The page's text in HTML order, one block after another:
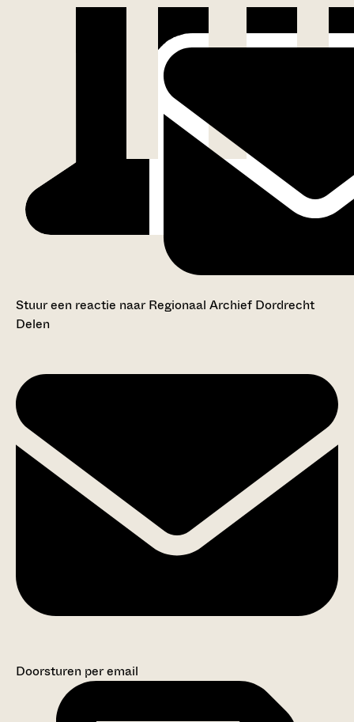
Stuur een reactie naar Regionaal Archief Dordrecht
Delen
Doorsturen per email